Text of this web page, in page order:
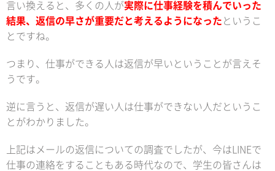
言い換えると、多くの人が実際に仕事経験を積んでいった
結果、返信の早さが重要だと考えるようになった というこ
とですね。
つまり、仕事ができる人は返信が早いということが言えそ
うです。
逆に言うと、返信が遅い人は仕事ができない人だというこ
とがわかりました。
上記はメールの返信についての調査でしたが、今はLINEで
仕事の連絡をすることもある時代なので、学生の皆さんは